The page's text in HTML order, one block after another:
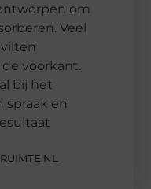
om
Veel
voorkant.
bij het
spraak en